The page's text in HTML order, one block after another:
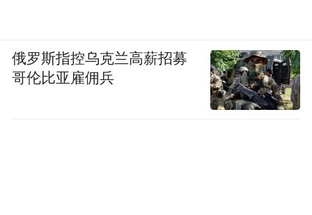
俄罗斯指控乌克兰高薪招募
哥伦比亚雇佣兵